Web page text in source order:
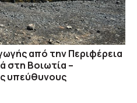
από την Περιφέρεια
στη Βοιωτία –
υπεύθυνους